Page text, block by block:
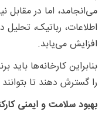
می‌انجامد، اما در مقابل
اطلاعات، رباتیک، تحلیل
افزایش می‌یابد.
بنابراین کارخانه‌ها
را گسترش دهند تا
بهبود سلامت و ایمنی